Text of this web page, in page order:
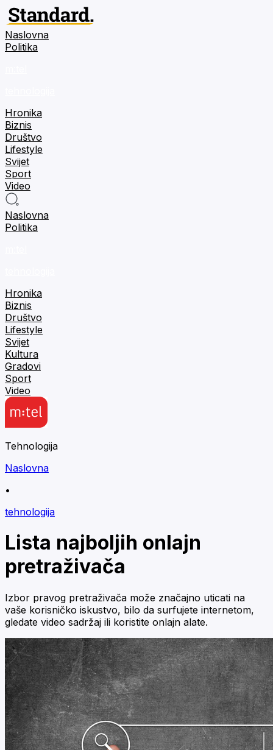
Naslovna
Politika
Hronika
Biznis
Društvo
Lifestyle
Svijet
Sport
Video
Naslovna
Politika
Hronika
Biznis
Društvo
Lifestyle
Svijet
Kultura
Gradovi
Sport
Video
Tehnologija
Naslovna
•
tehnologija
Lista najboljih onlajn
pretraživača
Izbor pravog pretraživača može značajno uticati na
vaše korisničko iskustvo, bilo da surfujete internetom,
gledate video sadržaj ili koristite onlajn alate.